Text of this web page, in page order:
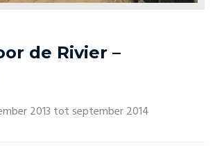
de Rivier –
2013 tot september 2014